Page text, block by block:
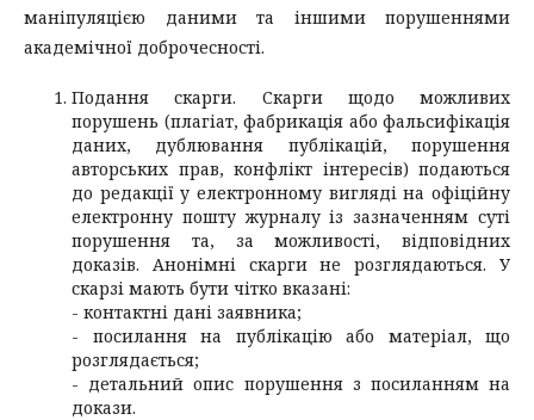
маніпуляцією даними та іншими порушеннями
академічної доброчесності.
Подання скарги. Скарги щодо можливих
порушень (плагіат, фабрикація або фальсифікація
даних, дублювання публікацій, порушення
авторських прав, конфлікт інтересів) подаються
до редакції у електронному вигляді на офіційну
електронну пошту журналу із зазначенням суті
порушення та, за можливості, відповідних
доказів. Анонімні скарги не розглядаються. У
скарзі мають бути чітко вказані:
- контактні дані заявника;
- посилання на публікацію або матеріал, що
розглядається;
- детальний опис порушення з посиланням на
докази.